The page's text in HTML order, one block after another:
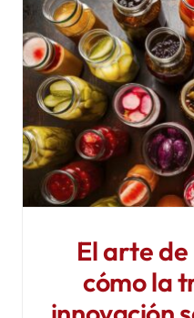
El arte
cómo la